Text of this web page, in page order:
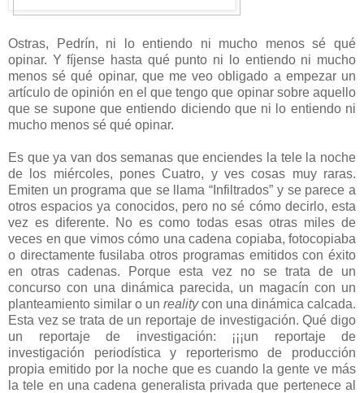
Ostras, Pedrín, ni lo entiendo ni mucho menos sé qué
opinar. Y fíjense hasta qué punto ni lo entiendo ni mucho
menos sé qué opinar, que me veo obligado a empezar un
artículo de opinión en el que tengo que opinar sobre aquello
que se supone que entiendo diciendo que ni lo entiendo ni
mucho menos sé qué opinar.
Es que ya van dos semanas que enciendes la tele la noche
de los miércoles, pones Cuatro, y ves cosas muy raras.
Emiten un programa que se llama “Infiltrados” y se parece a
otros espacios ya conocidos, pero no sé cómo decirlo, esta
vez es diferente. No es como todas esas otras miles de
veces en que vimos cómo una cadena copiaba, fotocopiaba
o directamente fusilaba otros programas emitidos con éxito
en otras cadenas. Porque esta vez no se trata de un
concurso con una dinámica parecida, un magacín con un
planteamiento similar o un realitycon una dinámica calcada.
Esta vez se trata de un reportaje de investigación. Qué digo
un reportaje de investigación: ¡¡¡un reportaje de
investigación periodística y reporterismo de producción
propia emitido por la noche que es cuando la gente ve más
la tele en una cadena generalista privada que pertenece al